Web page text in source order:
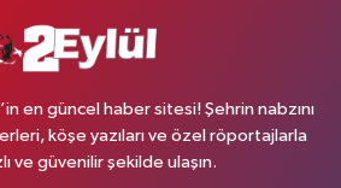
en güncel haber sitesi! Şehrin nabzını
köşe yazıları ve özel röportajlarla
ve güvenilir şekilde ulaşın.